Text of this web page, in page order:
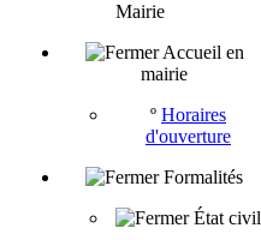
Mairie
Accueil en
mairie
º Horaires
d'ouverture
Formalités
État civil